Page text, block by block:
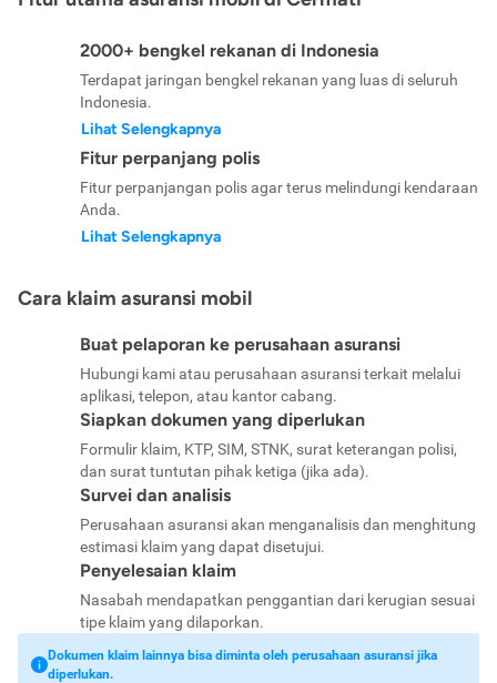
2000+ bengkel rekanan di Indonesia
Terdapat jaringan bengkel rekanan yang luas di seluruh
Indonesia.
Lihat Selengkapnya
Fitur perpanjang polis
Fitur perpanjangan polis agar terus melindungi kendaraan
Anda.
Lihat Selengkapnya
Cara klaim asuransi mobil
Buat pelaporan ke perusahaan asuransi
Hubungi kami atau perusahaan asuransi terkait melalui
aplikasi, telepon, atau kantor cabang.
Siapkan dokumen yang diperlukan
Formulir klaim, KTP, SIM, STNK, surat keterangan polisi,
dan surat tuntutan pihak ketiga (jika ada).
Survei dan analisis
Perusahaan asuransi akan menganalisis dan menghitung
estimasi klaim yang dapat disetujui.
Penyelesaian klaim
Nasabah mendapatkan penggantian dari kerugian sesuai
tipe klaim yang dilaporkan.
Dokumen klaim lainnya bisa diminta oleh perusahaan asuransi jika
diperlukan.